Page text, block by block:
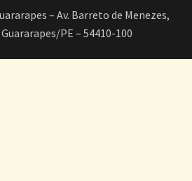
– Av. Barreto de Menezes,
PE – 54410-100